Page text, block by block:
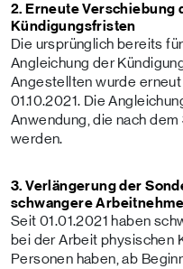
2. Erneute Verschiebung
Kündigungsfristen
Die ursprünglich bereits
Angleichung der
Angestellten wurde
01.10.2021. Die
Anwendung, die nach
werden.
3. Verlängerung der
schwangere
Seit 01.01.2021 haben
bei der Arbeit physischen
Personen haben, ab